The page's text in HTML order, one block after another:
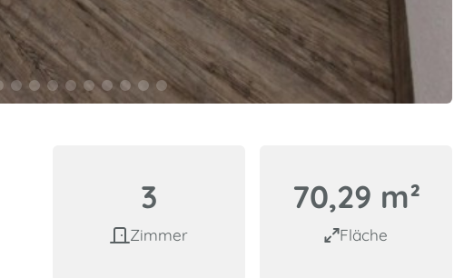
3
Zimmer
70,29 m²
Fläche